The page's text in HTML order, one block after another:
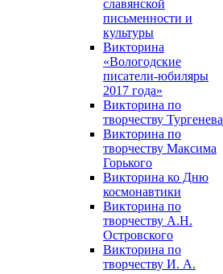
славянской
письменности и
культуры
Викторина
«Вологодские
писатели-юбиляры
2017 года»
Викторина по
творчеству Тургенева
Викторина по
творчеству Максима
Горького
Викторина ко Дню
космонавтики
Викторина по
творчеству А.Н.
Островского
Викторина по
творчеству И. А.